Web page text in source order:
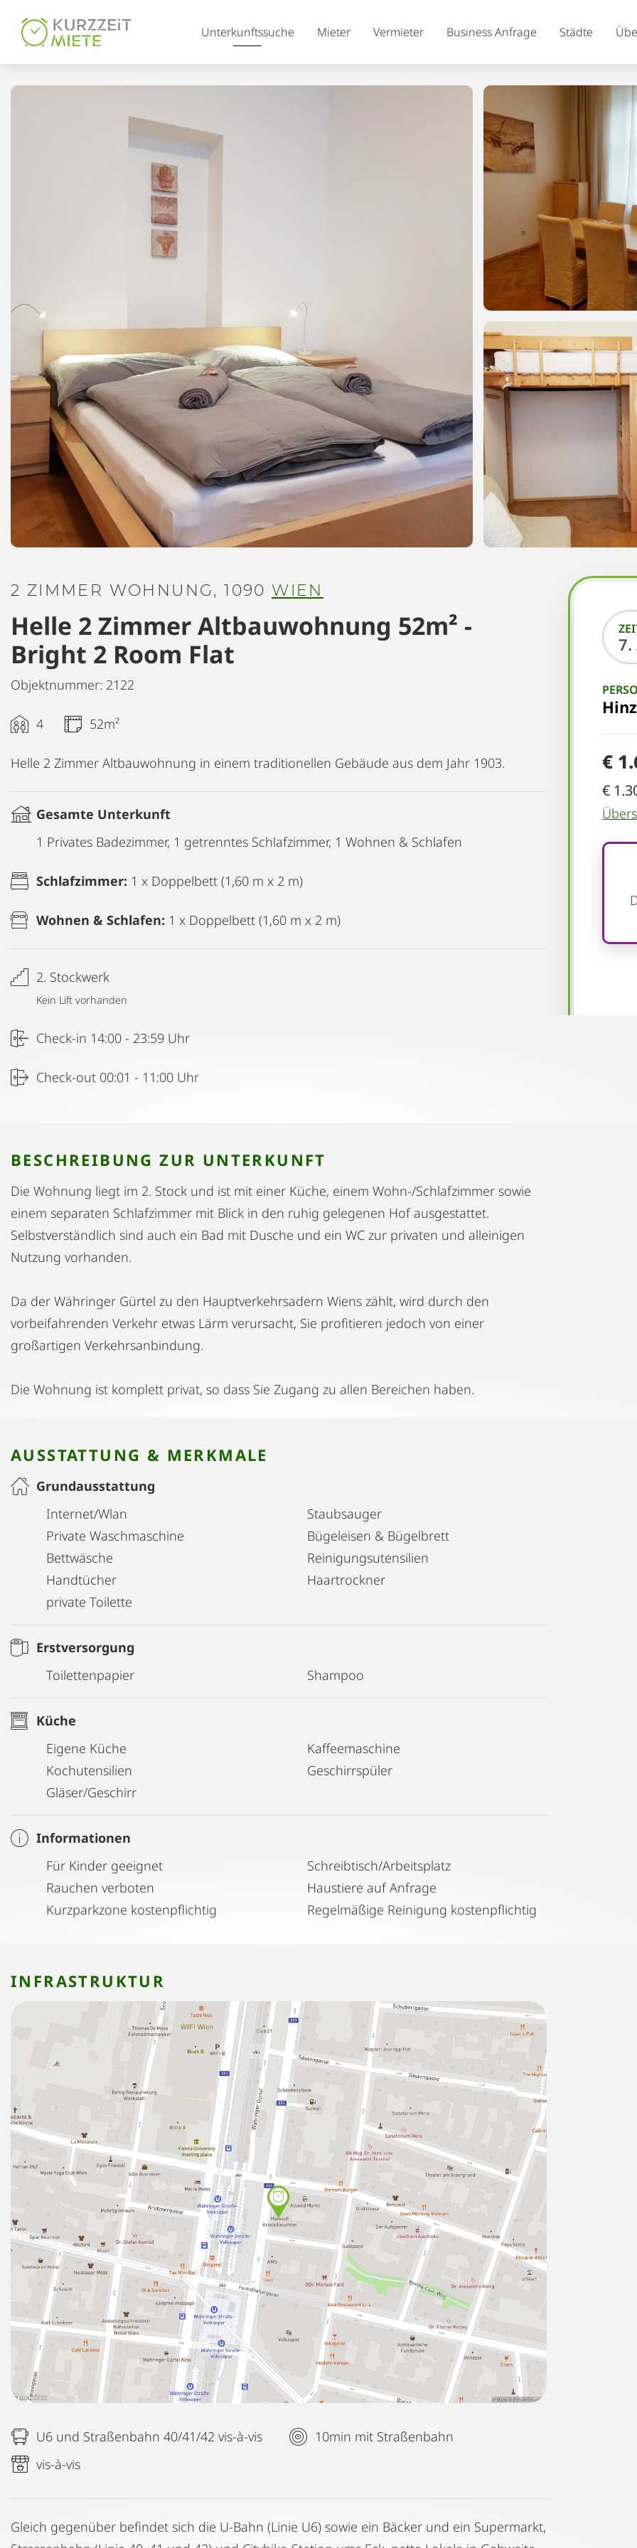
Unterkunftssuche Mieter Vermieter Business Anfrage Städte
€
€
2 ZIMMER WOHNUNG, 1090 WIEN
Helle 2 Zimmer Altbauwohnung 52m² -
Bright 2 Room Flat
Objektnummer: 2122
4 52m²
Helle 2 Zimmer Altbauwohnung in einem traditionellen Gebäude aus dem Jahr 1903.
Gesamte Unterkunft
1 Privates Badezimmer, 1 getrenntes Schlafzimmer, 1 Wohnen & Schlafen
Schlafzimmer: 1 x Doppelbett (1,60 m x 2 m)
Wohnen & Schlafen: 1 x Doppelbett (1,60 m x 2 m)
2. Stockwerk
Kein Lift vorhanden
Check-in 14:00 - 23:59 Uhr
Check-out 00:01 - 11:00 Uhr
BESCHREIBUNG ZUR UNTERKUNFT
Die Wohnung liegt im 2. Stock und ist mit einer Küche, einem Wohn-/Schlafzimmer sowie
einem separaten Schlafzimmer mit Blick in den ruhig gelegenen Hof ausgestattet.
Selbstverständlich sind auch ein Bad mit Dusche und ein WC zur privaten und alleinigen
Nutzung vorhanden.
Da der Währinger Gürtel zu den Hauptverkehrsadern Wiens zählt, wird durch den
vorbeifahrenden Verkehr etwas Lärm verursacht, Sie profitieren jedoch von einer
großartigen Verkehrsanbindung.
Die Wohnung ist komplett privat, so dass Sie Zugang zu allen Bereichen haben.
AUSSTATTUNG & MERKMALE
Grundausstattung
Internet/Wlan
Private Waschmaschine
Bettwäsche
Handtücher
private Toilette
Staubsauger
Bügeleisen & Bügelbrett
Reinigungsutensilien
Haartrockner
Erstversorgung
Toilettenpapier
Shampoo
Küche
Eigene Küche
Kochutensilien
Gläser/Geschirr
Kaffeemaschine
Geschirrspüler
Informationen
Für Kinder geeignet
Rauchen verboten
Kurzparkzone kostenpflichtig
Schreibtisch/Arbeitsplatz
Haustiere auf Anfrage
Regelmäßige Reinigung kostenpflichtig
INFRASTRUKTUR
U6 und Straßenbahn 40/41/42 vis-à-vis
vis-à-vis
10min mit Straßenbahn
Gleich gegenüber befindet sich die U-Bahn (Linie U6) sowie ein Bäcker und ein Supermarkt,